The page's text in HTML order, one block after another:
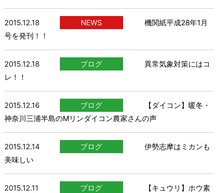
2015.12.18 NEWS
機関紙平成28年1月
号を発刊！！
2015.12.18 ブログ
異常気象対策にはコ
レ！！
2015.12.16 ブログ
【ダイコン】暖冬・
神奈川三浦半島のMリンダイコン農家さんの声
2015.12.14 ブログ
伊勢志摩はミカンも
美味しい
2015.12.11 ブログ
【キュウリ】ホウ素